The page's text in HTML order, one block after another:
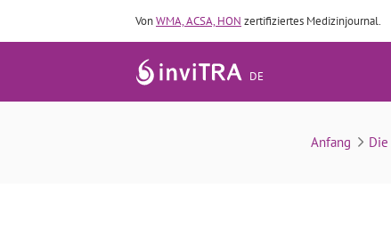
VonWMA, ACSA, HON zertifiziertes Medizinjournal.
DE
Anfang